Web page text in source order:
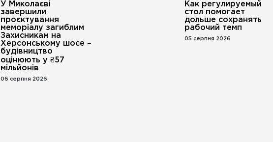
У Миколаєві
завершили
проєктування
меморіалу загиблим
Захисникам на
Херсонському шосе –
будівництво
оцінюють у ₴57
мільйонів
06 серпня 2026
Как регулируемый
стол помогает
дольше сохранять
рабочий темп
05 серпня 2026